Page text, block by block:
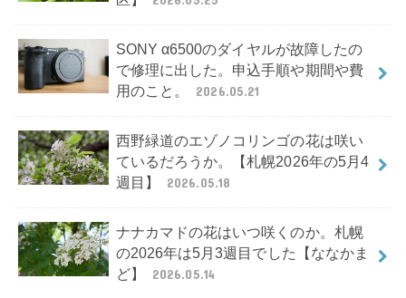
SONY α6500のダイヤルが故障したの
で修理に出した。申込手順や期間や費
用のこと。
2026.05.21
西野緑道のエゾノコリンゴの花は咲い
ているだろうか。【札幌2026年の5月4
週目】
2026.05.18
ナナカマドの花はいつ咲くのか。札幌
の2026年は5月3週目でした【ななかま
ど】
2026.05.14